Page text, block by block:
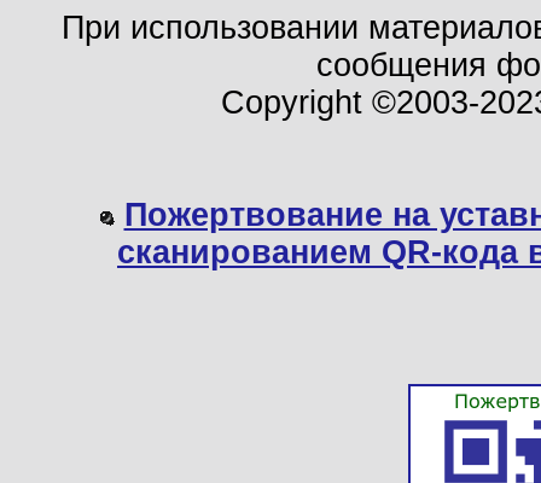
При использовании
сообщения
Copyright ©2003-
Пожертвование на
сканированием QR-